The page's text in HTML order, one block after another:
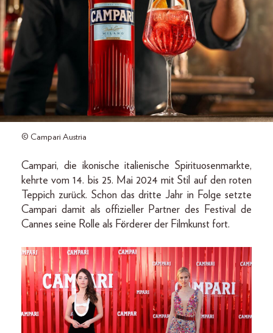
© Campari Austria
Campari, die ikonische italienische Spirituosenmarkte,
kehrte vom 14. bis 25. Mai 2024 mit Stil auf den roten
Teppich zurück. Schon das dritte Jahr in Folge setzte
Campari damit als offizieller Partner des Festival de
Cannes seine Rolle als Förderer der Filmkunst fort.